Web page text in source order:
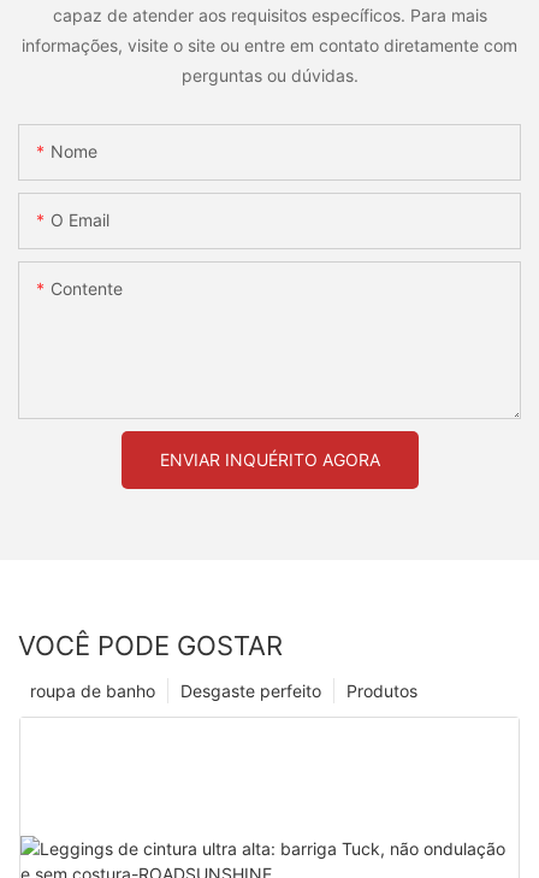
capaz de atender aos requisitos específicos. Para mais
informações, visite o site ou entre em contato diretamente com
perguntas ou dúvidas.
Nome
O Email
Contente
ENVIAR INQUÉRITO AGORA
VOCÊ PODE GOSTAR
Produtos
Desgaste perfeito
roupa de banho